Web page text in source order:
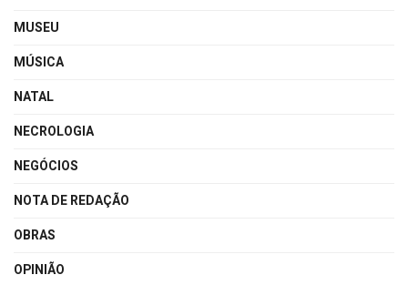
MUSEU
MÚSICA
NATAL
NECROLOGIA
NEGÓCIOS
NOTA DE REDAÇÃO
OBRAS
OPINIÃO